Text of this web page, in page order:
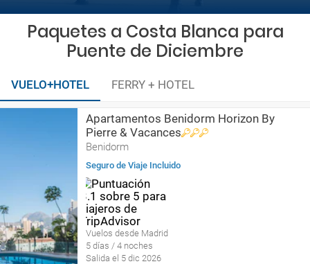
Paquetes a Costa Blanca para
Puente de Diciembre
VUELO+HOTEL FERRY + HOTEL
Apartamentos Benidorm Horizon By
Pierre & Vacances
Benidorm
Seguro de Viaje Incluido
Vuelos desde Madrid
5 días / 4 noches
Salida el 5 dic 2026